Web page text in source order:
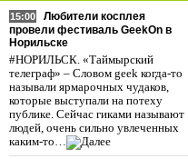
15:00
Любители косплея
провели фестиваль GeekOn в
Норильске
#НОРИЛЬСК. «Таймырский
телеграф» – Словом geek когда-то
называли ярмарочных чудаков,
которые выступали на потеху
публике. Сейчас гиками называют
людей, очень сильно увлеченных
каким-то…